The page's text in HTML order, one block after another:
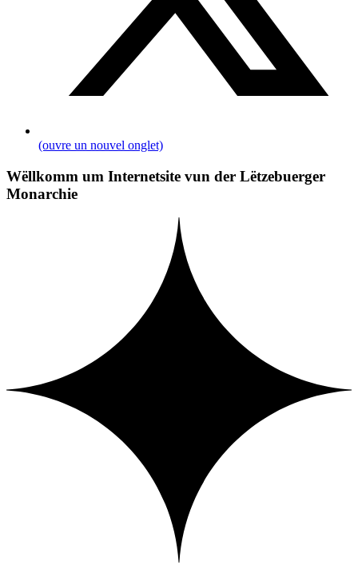
(ouvre un nouvel onglet)
Wëllkomm um Internetsite vun der Lëtzebuerger
Monarchie